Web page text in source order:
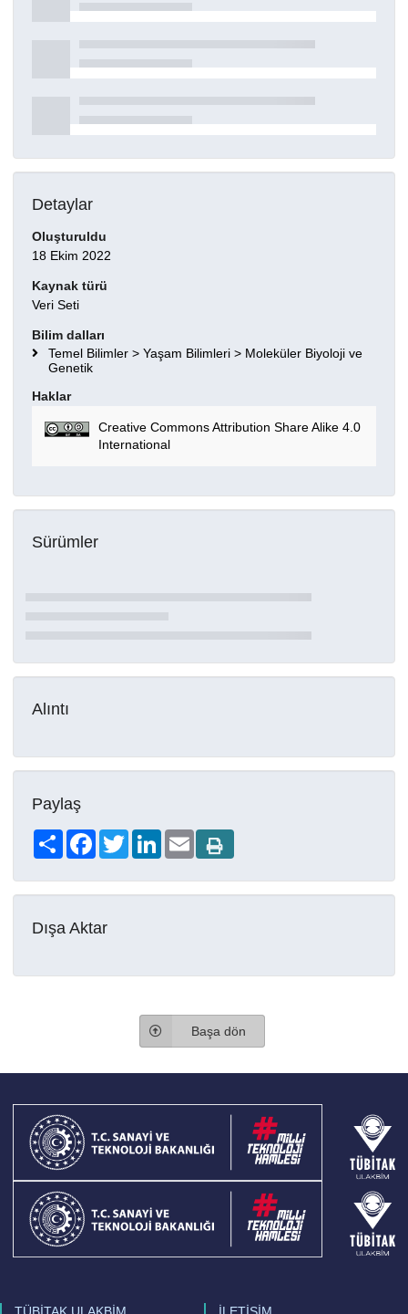
Detaylar
Oluşturuldu
18 Ekim 2022
Kaynak türü
Veri Seti
Bilim dalları
Temel Bilimler > Yaşam Bilimleri > Moleküler Biyoloji ve
Genetik
Haklar
Creative Commons Attribution Share Alike 4.0
International
Sürümler
Alıntı
Paylaş
Share FacebookTwitterLinkedIn
Email
Dışa Aktar
Başa dön